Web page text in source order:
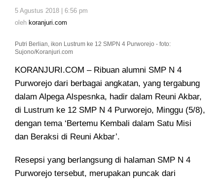
5 Agustus 2018 | 6:56 pm
oleh koranjuri.com
Putri Berlian, ikon Lustrum ke 12 SMPN 4 Purworejo - foto:
Sujono/Koranjuri.com
KORANJURI.COM – Ribuan alumni SMP N 4
Purworejo dari berbagai angkatan, yang tergabung
dalam Alpega Alspesnka, hadir dalam Reuni Akbar,
di Lustrum ke 12 SMP N 4 Purworejo, Minggu (5/8),
dengan tema ‘Bertemu Kembali dalam Satu Misi
dan Beraksi di Reuni Akbar’.
Resepsi yang berlangsung di halaman SMP N 4
Purworejo tersebut, merupakan puncak dari